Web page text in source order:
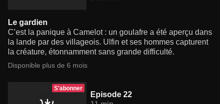
Le gardien
C’est la panique à Camelot : un goulafre a été aperçu dans
la lande par des villageois. Ulfin et ses hommes capturent
la créature, étonnamment sans grande difficulté.
Disponible plus de 6 mois
S'abonner
Episode 22